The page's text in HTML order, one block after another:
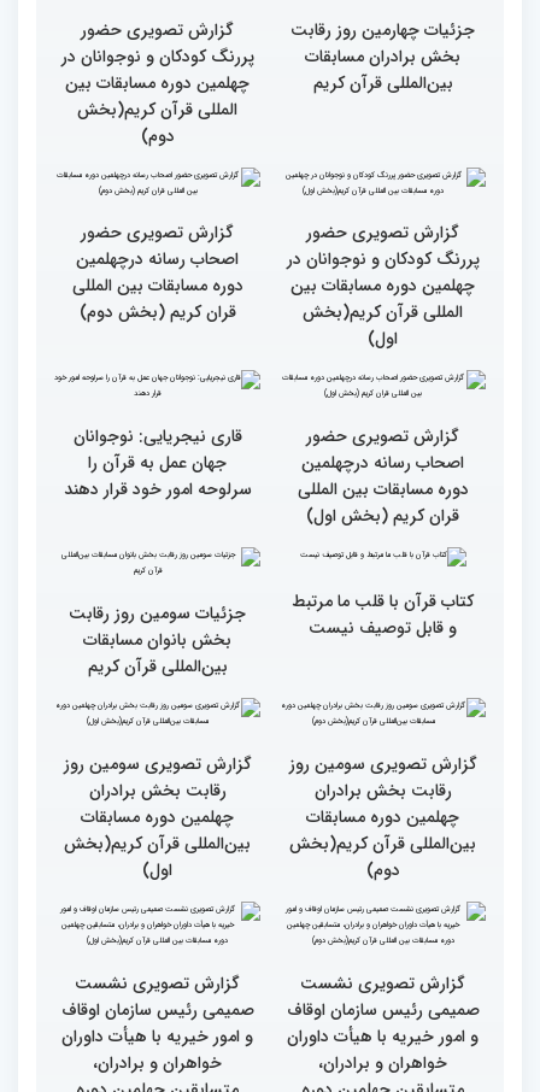
مسابقات بین المللی قران
کریم(بخش دوم)
مسابقات بین المللی قران
کریم(بخش اول)
متسابقین چهلمین دوره
کریم از حسینیه جماران
میلاد
مردم مفاهیم و تعالیم قرآن
را در زندگی به کار گیرند
جزئیات چهارمین روز رقابت
بخش برادران مسابقات
پررنگ کودکان و نوجوانان در
المللی قرآن کریم(بخش
دوم)
گزارش تصویری حضور
پررنگ کودکان و نوجوانان در
چهلمین دوره مسابقات بین
المللی قرآن کریم(بخش
گزارش تصویری حضور
دوره مسابقات بین المللی
قران کریم (بخش دوم)
گزارش تصویری حضور
اصحاب رسانه درچهلمین
دوره مسابقات بین المللی
قران کریم (بخش اول)
قاری نیجریایی: نوجوانان
جهان عمل به قرآن را
سرلوحه امور خود قرار دهند
کتاب قرآن با قلب ما مرتبط
جزئیات سومین روز رقابت
بخش بانوان مسابقات
بین‌المللی قرآن کریم